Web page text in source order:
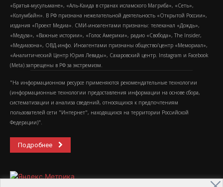
«Братья-мусульмане», «Аль-Каида в странах исламского Магриба», «Сеть»,
«Колумбайн». В РФ признана нежелательной деятельность «Открытой России»,
издания «Проект Медиа». СМИ-иноагентами признаны: телеканал «Дождь»,
«Медуза», «Важные истории», «Голос Америки», радио «Свобода», The Insider,
«Медиазона», ОВД-инфо. Иноагентами признаны общество/центр «Мемориал»,
«Аналитический Центр Юрия Левады», Сахаровский центр. Instagram и Facebook
(Metа) запрещены в РФ за экстремизм.
"На информационном ресурсе применяются рекомендательные технологии
(информационные технологии предоставления информации на основе сбора,
систематизации и анализа сведений, относящихся к предпочтениям
пользователей сети "Интернет", находящихся на территории Российской
Федерации)".
Подробнее